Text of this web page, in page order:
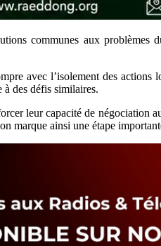
communes aux problèmes
avec l’isolement des
à des défis similaires.
leur capacité de négociation
marque ainsi une étape